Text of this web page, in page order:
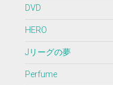
DVD
HERO
Jリーグの夢
Perfume